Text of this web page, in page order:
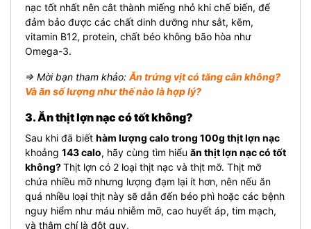
nạc tốt nhất nên cắt thành miếng nhỏ khi chế biến, để
đảm bảo được các chất dinh dưỡng như sắt, kẽm,
vitamin B12, protein, chất béo không bão hòa như
Omega-3.
⇒ Mời bạn tham khảo: Ăn trứng vịt có tăng cân không?
Và ăn số lượng như thế nào là hợp lý?
3. Ăn thịt lợn nạc có tốt không?
Sau khi đã biết hàm lượng calo trong 100g thịt lợn nạc
khoảng 143 calo, hãy cùng tìm hiểu ăn thịt lợn nạc có tốt
không?Thịt lợn có 2 loại thịt nạc và thịt mỡ. Thịt mỡ
chứa nhiều mỡ nhưng lượng đạm lại ít hơn, nên nếu ăn
quá nhiều loại thịt này sẽ dẫn đến béo phì hoặc các bệnh
nguy hiểm như máu nhiễm mỡ, cao huyết áp, tim mạch,
và thậm chí là đột quỵ.